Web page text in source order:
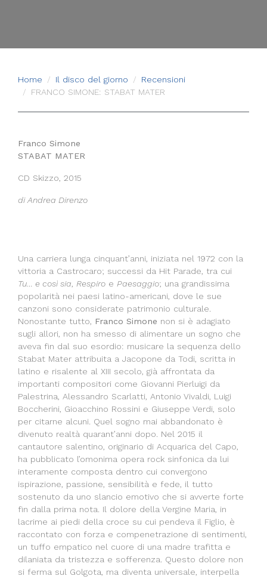
Home Il disco del giorno
Recensioni
FRANCO SIMONE: STABAT MATER
Franco Simone
STABAT MATER
CD Skizzo, 2015
di Andrea Direnzo
Una carriera lunga cinquant’anni, iniziata nel 1972 con la
vittoria a Castrocaro; successi da Hit Parade, tra cui
Tu… e così sia
Respiro e Paesaggio; una grandissima
popolarità nei paesi latino-americani, dove le sue
canzoni sono considerate patrimonio culturale.
Nonostante tutto,
Franco Simone non si è adagiato
sugli allori, non ha smesso di alimentare un sogno che
aveva fin dal suo esordio: musicare la sequenza dello
Stabat Mater attribuita a Jacopone da Todi, scritta in
latino e risalente al XIII secolo, già affrontata da
importanti compositori come Giovanni Pierluigi da
Palestrina, Alessandro Scarlatti, Antonio Vivaldi, Luigi
Boccherini, Gioacchino Rossini e Giuseppe Verdi, solo
per citarne alcuni. Quel sogno mai abbandonato è
divenuto realtà quarant’anni dopo. Nel 2015 il
cantautore salentino, originario di Acquarica del Capo,
ha pubblicato l’omonima opera rock sinfonica da lui
interamente composta dentro cui convergono
ispirazione, passione, sensibilità e fede, il tutto
sostenuto da uno slancio emotivo che si avverte forte
fin dalla prima nota. Il dolore della Vergine Maria, in
lacrime ai piedi della croce su cui pendeva il Figlio, è
raccontato con forza e compenetrazione di sentimenti,
un tuffo empatico nel cuore di una madre trafitta e
dilaniata da tristezza e sofferenza. Questo dolore non
si ferma sul Golgota, ma diventa universale, interpella